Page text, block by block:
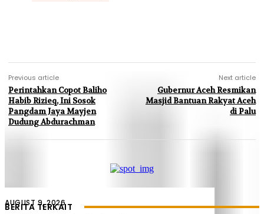
Previous article
Perintahkan Copot Baliho
Habib Rizieq, Ini Sosok
Pangdam Jaya Mayjen
Dudung Abdurachman
Next article
Gubernur Aceh Resmikan
Masjid Bantuan Rakyat Aceh
di Palu
BERITA TERKAIT
AUGUST 9, 2026